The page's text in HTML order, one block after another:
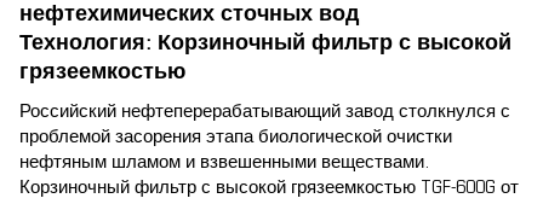
нефтехимических сточных вод
Технология: Корзиночный фильтр с высокой
грязеемкостью
Российский нефтеперерабатывающий завод столкнулся с
проблемой засорения этапа биологической очистки
нефтяным шламом и взвешенными веществами.
Корзиночный фильтр с высокой грязеемкостью TGF-600G от